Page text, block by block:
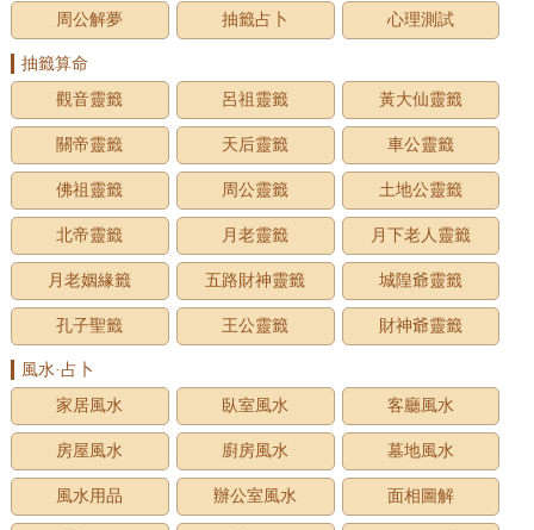
周公解夢
抽籤占卜 心理測試
抽籤算命
觀音靈籤
呂祖靈籤 黃大仙靈籤
關帝靈籤 天后靈籤 車公靈籤
佛祖靈籤 周公靈籤 土地公靈籤
北帝靈籤 月老靈籤 月下老人靈籤
月老姻緣籤 五路財神靈籤 城隍爺靈籤
孔子聖籤 王公靈籤 財神爺靈籤
風水·占卜
家居風水
臥室風水 客廳風水
房屋風水 廚房風水 墓地風水
風水用品 辦公室風水 面相圖解